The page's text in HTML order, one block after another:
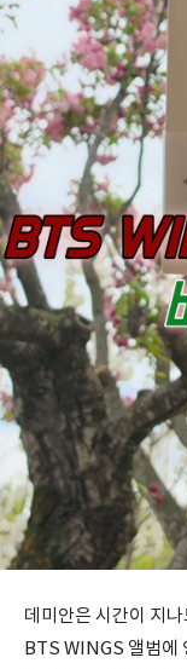
데미안은 시간이 지
BTS WINGS 앨범에